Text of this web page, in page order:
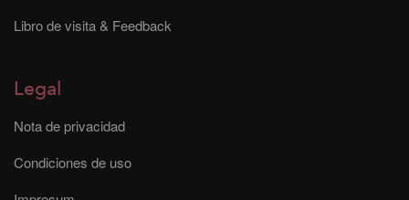
Libro de visita & Feedback
Legal
Nota de privacidad
Condiciones de uso